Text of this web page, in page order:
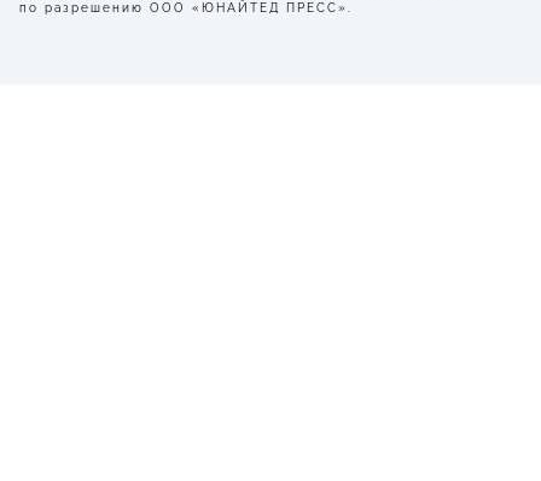
по разрешению ООО «ЮНАЙТЕД ПРЕСС».